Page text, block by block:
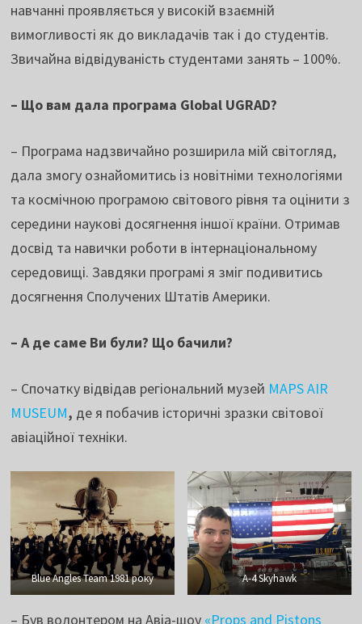
навчанні проявляється у високій взаємній
вимогливості як до викладачів так і до студентів.
Звичайна відвідуваність студентами занять – 100%.
– Що вам дала програма Global UGRAD?
– Програма надзвичайно розширила мій світогляд,
дала змогу ознайомитись із новітніми технологіями
та космічною програмою світового рівня та оцінити з
середини наукові досягнення іншої країни. Отримав
досвід та навички роботи в інтернаціональному
середовищі. Завдяки програмі я зміг подивитись
досягнення Сполучених Штатів Америки.
– А де саме Ви були? Що бачили?
– Спочатку відвідав регіональний музей MAPS AIR
MUSEUM, де я побачив історичні зразки світової
авіаційної техніки.
Blue Angles Team 1981 року A-4 Skyhawk
– Був волонтером на Авіа-шоу «Props and Pistons